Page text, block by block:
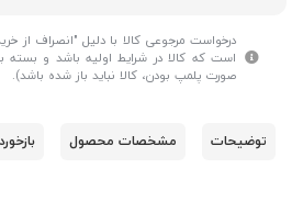
درخواست مرجوعی کالا با دلیل "انصراف از
است که کالا در شرایط اولیه باشد و
صورت پلمپ بودن، کالا نباید باز شده باشد).
توضیحات مشخصات محصول